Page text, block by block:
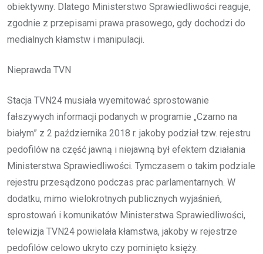
obiektywny. Dlatego Ministerstwo Sprawiedliwości reaguje,
zgodnie z przepisami prawa prasowego, gdy dochodzi do
medialnych kłamstw i manipulacji.
Nieprawda TVN
Stacja TVN24 musiała wyemitować sprostowanie
fałszywych informacji podanych w programie „Czarno na
białym” z 2 października 2018 r. jakoby podział tzw. rejestru
pedofilów na część jawną i niejawną był efektem działania
Ministerstwa Sprawiedliwości. Tymczasem o takim podziale
rejestru przesądzono podczas prac parlamentarnych. W
dodatku, mimo wielokrotnych publicznych wyjaśnień,
sprostowań i komunikatów Ministerstwa Sprawiedliwości,
telewizja TVN24 powielała kłamstwa, jakoby w rejestrze
pedofilów celowo ukryto czy pominięto księży.